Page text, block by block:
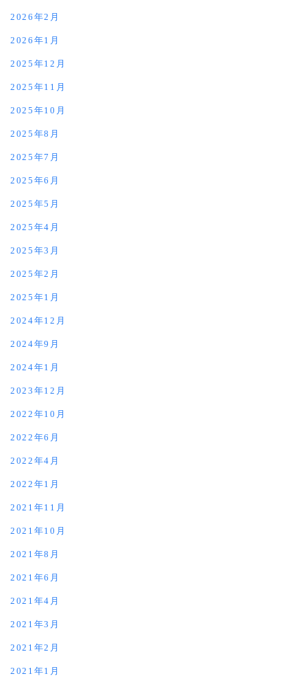
2026年2月
2026年1月
2025年12月
2025年11月
2025年10月
2025年8月
2025年7月
2025年6月
2025年5月
2025年4月
2025年3月
2025年2月
2025年1月
2024年12月
2024年9月
2024年1月
2023年12月
2022年10月
2022年6月
2022年4月
2022年1月
2021年11月
2021年10月
2021年8月
2021年6月
2021年4月
2021年3月
2021年2月
2021年1月